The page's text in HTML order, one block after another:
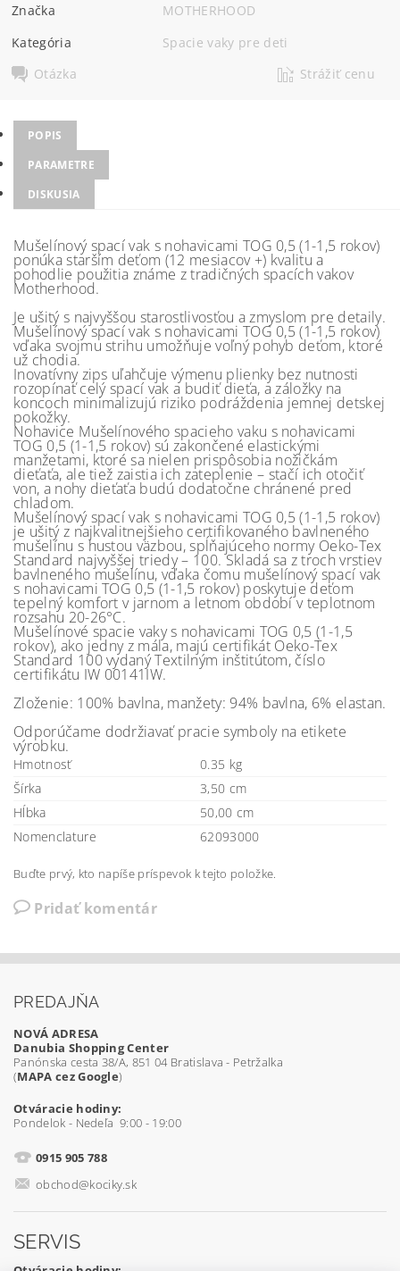
Značka
MOTHERHOOD
Kategória
Spacie vaky pre deti
Otázka
Strážiť cenu
POPIS
PARAMETRE
DISKUSIA
Mušelínový spací vak s nohavicami TOG 0,5 (1-1,5 rokov)
ponúka starším deťom (12 mesiacov +) kvalitu a
pohodlie použitia známe z tradičných spacích vakov
Motherhood.
Je ušitý s najvyššou starostlivosťou a zmyslom pre detaily.
Mušelínový spací vak s nohavicami TOG 0,5 (1-1,5 rokov)
vďaka svojmu strihu umožňuje voľný pohyb deťom, ktoré
už chodia.
Inovatívny zips uľahčuje výmenu plienky bez nutnosti
rozopínať celý spací vak a budiť dieťa, a záložky na
koncoch minimalizujú riziko podráždenia jemnej detskej
pokožky.
Nohavice Mušelínového spacieho vaku s nohavicami
TOG 0,5 (1-1,5 rokov) sú zakončené elastickými
manžetami, ktoré sa nielen prispôsobia nožičkám
dieťaťa, ale tiež zaistia ich zateplenie – stačí ich otočiť
von, a nohy dieťaťa budú dodatočne chránené pred
chladom.
Mušelínový spací vak s nohavicami TOG 0,5 (1-1,5 rokov)
je ušitý z najkvalitnejšieho certifikovaného bavlneného
mušelínu s hustou väzbou, spĺňajúceho normy Oeko-Tex
Standard najvyššej triedy – 100. Skladá sa z troch vrstiev
bavlneného mušelínu, vďaka čomu mušelínový spací vak
s nohavicami TOG 0,5 (1-1,5 rokov) poskytuje deťom
tepelný komfort v jarnom a letnom období v teplotnom
rozsahu 20-26°C.
Mušelínové spacie vaky s nohavicami TOG 0,5 (1-1,5
rokov), ako jedny z mála, majú certifikát Oeko-Tex
Standard 100 vydaný Textilným inštitútom, číslo
certifikátu IW 00141IW.
Zloženie: 100% bavlna, manžety: 94% bavlna, 6% elastan.
Odporúčame dodržiavať pracie symboly na etikete
výrobku.
Hmotnosť
0.35 kg
Šírka
3,50 cm
Hĺbka
50,00 cm
Nomenclature
62093000
Buďte prvý, kto napíše príspevok k tejto položke.
Pridať komentár
PREDAJŇA
NOVÁ ADRESA
Danubia Shopping Center
Panónska cesta 38/A, 851 04 Bratislava - Petržalka
(MAPA cez Google)
Otváracie hodiny:
Pondelok - Nedeľa 9:00 - 19:00
0915 905 788
obchod@kociky.sk
SERVIS